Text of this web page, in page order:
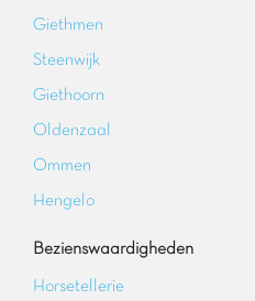
Giethmen
Steenwijk
Giethoorn
Oldenzaal
Ommen
Hengelo
Bezienswaardigheden
Horsetellerie